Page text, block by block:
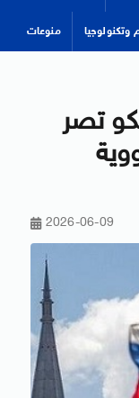
وتكنولوجيا منوعات
تصر
2026-06-09